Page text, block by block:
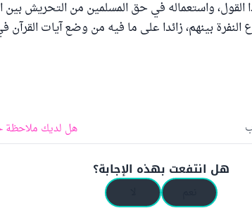
واستعماله في حق المسلمين من التحريش بين
النفرة بينهم، زائدا على ما فيه من وضع آيات
هل لديك ملاحظة
هل انتفعت بهذه الإجابة؟